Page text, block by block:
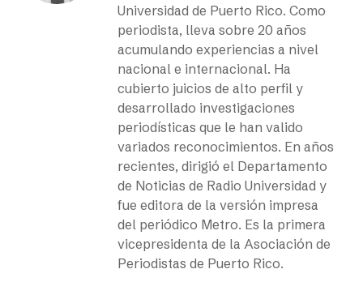
Universidad de Puerto Rico. Como
periodista, lleva sobre 20 años
acumulando experiencias a nivel
nacional e internacional. Ha
cubierto juicios de alto perfil y
desarrollado investigaciones
periodísticas que le han valido
variados reconocimientos. En años
recientes, dirigió el Departamento
de Noticias de Radio Universidad y
fue editora de la versión impresa
del periódico Metro. Es la primera
vicepresidenta de la Asociación de
Periodistas de Puerto Rico.